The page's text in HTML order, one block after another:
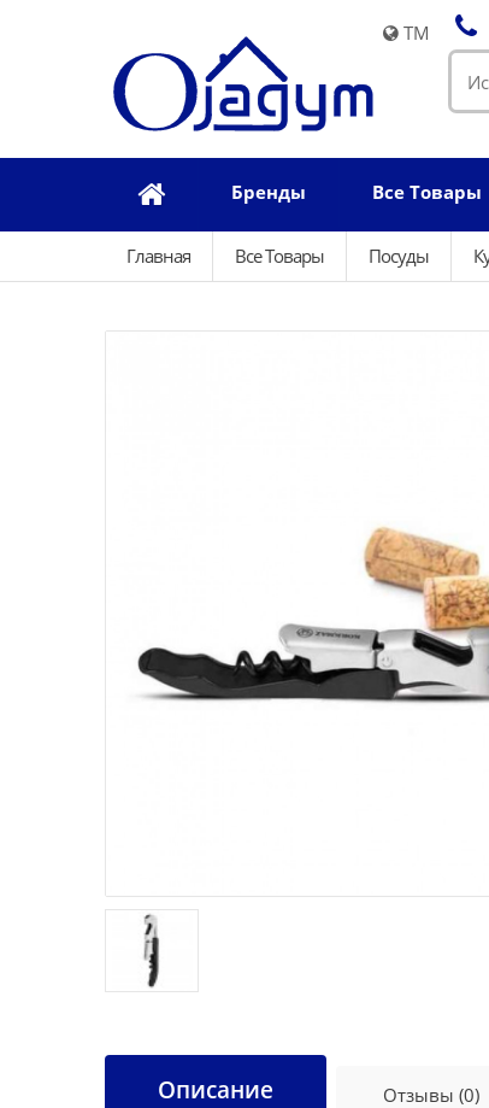
TM
Бренды Все Товары
Главная Все Товары Посуды
Описание Отзывы (0)